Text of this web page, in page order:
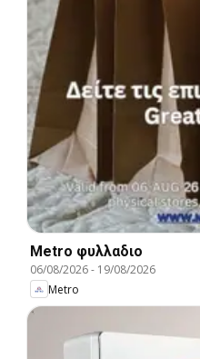
Metro φυλλαδιο
06/08/2026- 19/08/2026
Metro